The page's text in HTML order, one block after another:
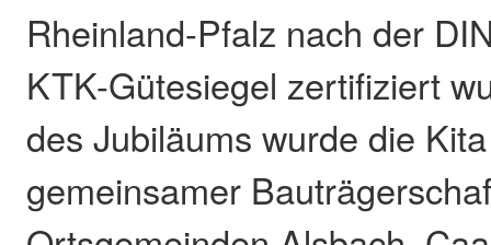
Rheinland-Pfalz nach der
KTK-Gütesiegel zertifiziert
des Jubiläums wurde die
gemeinsamer